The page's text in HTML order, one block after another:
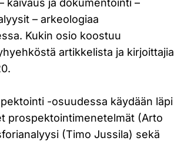
kaivaus ja dokumentointi –
– arkeologiaa
Kukin osio koostuu
artikkelista ja kirjoittajia
-osuudessa käydään läpi
prospektointimenetelmät (Arto
(Timo Jussila) sekä